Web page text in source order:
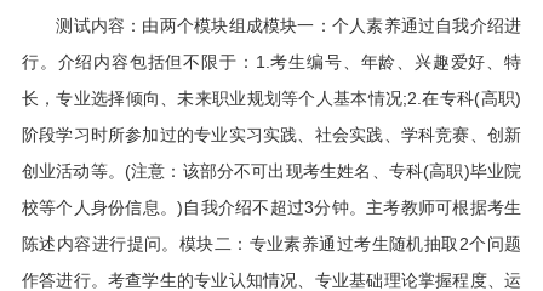
测试内容：由两个模块组成模块一：个人素养通过自我介绍进
行。介绍内容包括但不限于：1.考生编号、年龄、兴趣爱好、特
长，专业选择倾向、未来职业规划等个人基本情况;2.在专科(高职)
阶段学习时所参加过的专业实习实践、社会实践、学科竞赛、创新
创业活动等。(注意：该部分不可出现考生姓名、专科(高职)毕业院
校等个人身份信息。)自我介绍不超过3分钟。主考教师可根据考生
陈述内容进行提问。模块二：专业素养通过考生随机抽取2个问题
作答进行。考查学生的专业认知情况、专业基础理论掌握程度、运